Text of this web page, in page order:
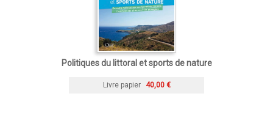
Politiques du littoral et sports de nature
Livre papier 40,00 €